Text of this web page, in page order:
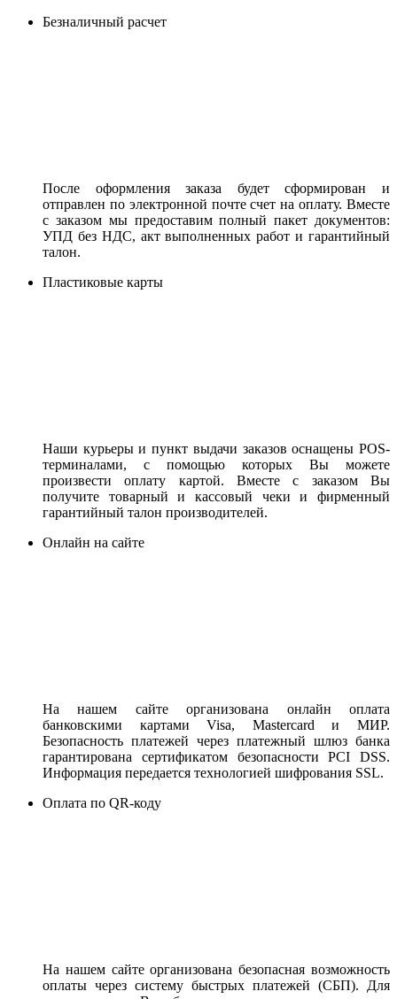
Безналичный расчет
После оформления заказа будет сформирован и
отправлен по электронной почте счет на оплату. Вместе
с заказом мы предоставим полный пакет документов:
УПД без НДС, акт выполненных работ и гарантийный
талон.
Пластиковые карты
Наши курьеры и пункт выдачи заказов оснащены POS-
терминалами, с помощью которых Вы можете
произвести оплату картой. Вместе с заказом Вы
получите товарный и кассовый чеки и фирменный
гарантийный талон производителей.
Онлайн на сайте
На нашем сайте организована онлайн оплата
банковскими картами Visa, Mastercard и МИР.
Безопасность платежей через платежный шлюз банка
гарантирована сертификатом безопасности PCI DSS.
Информация передается технологией шифрования SSL.
Оплата по QR-коду
На нашем сайте организована безопасная возможность
оплаты через систему быстрых платежей (СБП). Для